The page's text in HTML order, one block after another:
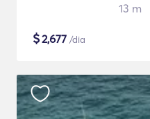
13 m
$2,677 /dia